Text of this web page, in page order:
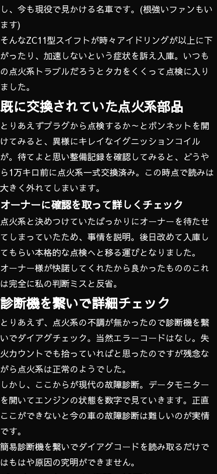
し、今も現役で見かける名車です。(根強いファンもい
ます)
そんなZC11型スイフトが時々アイドリングが以上に下
がったり、加速しないという症状を訴え入庫。いつも
の点火系トラブルだろうとタカをくくって点検に入り
ました。
既に交換されていた点火系部品
とりあえずプラグから点検するか～とボンネットを開
けてみると、異様にキレイなイグニッションコイル
が。待てよと思い整備記録を確認してみると、どうや
ら1万キロ前に点火系一式交換済み。この時点で読みは
大きく外れてしまいます。
オーナーに確認を取って詳しくチェック
点火系と決めつけていたばっかりにオーナーを待たせ
てしまっていたため、事情を説明。後日改めて入庫し
てもらい本格的な点検へと移る運びとなりました。
オーナー様が快諾してくれたから良かったもののこれ
は完全に私の判断ミスと反省。
診断機を繋いで詳細チェック
とりあえず、点火系の不調が無かったので診断機を繋
いでダイアグチェック。当然エラーコードはなし。失
火カウントでも拾っていればと思ったのですが残念な
がら点火系は正常のようでした。
しかし、ここからが現代の故障診断。データモニター
を開いてエンジンの状態を数字で見ていきます。正直
ここができないと今の車の故障診断は難しいのが実情
です。
簡易診断機を繋いでダイアグコードを読み取るだけで
はもはや原因の究明ができません。